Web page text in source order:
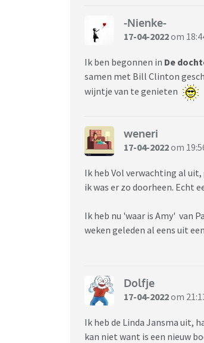
-Nienke-
17-04-2022om
Ik ben begonnen in De
samen met Bill Clinton
wijntje van te genieten
weneri
17-04-2022om
Ik heb Vol verwachting al
ik was er zo doorheen. Echt
Ik heb nu 'waar is Amy' van
weken geleden al eens uit
Dolfje
17-04-2022om
Ik heb de Linda Jansma uit,
kan niet want is een nieuw